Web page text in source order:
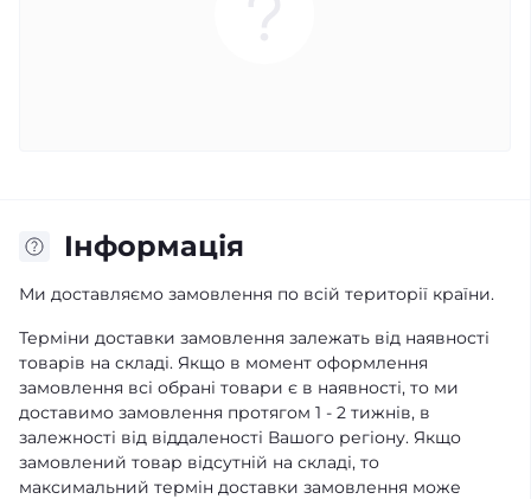
Iнформація
Ми доставляємо замовлення по всій території країни.
Терміни доставки замовлення залежать від наявності
товарів на складі. Якщо в момент оформлення
замовлення всі обрані товари є в наявності, то ми
доставимо замовлення протягом 1 - 2 тижнів, в
залежності від віддаленості Вашого регіону. Якщо
замовлений товар відсутній на складі, то
максимальний термін доставки замовлення може